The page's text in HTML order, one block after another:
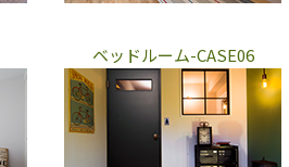
ベッドルーム-CASE06